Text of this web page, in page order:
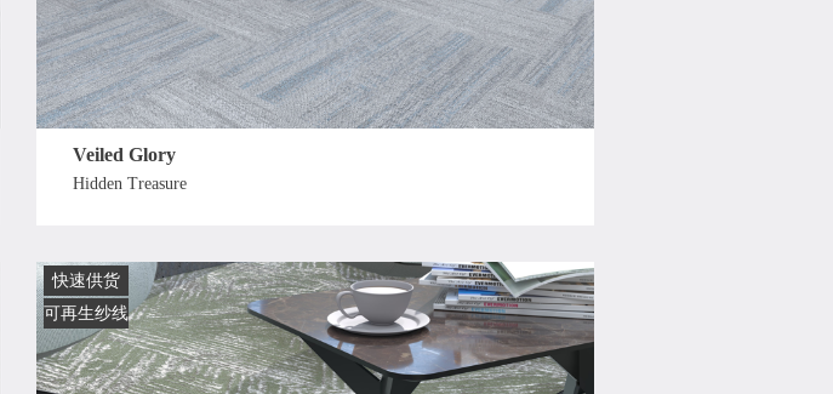
Veiled Glory
Hidden Treasure
快速供货
可再生纱线